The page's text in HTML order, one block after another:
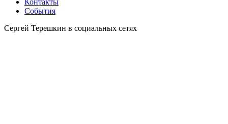
Контакты
События
Сергей Терешкин в социальных сетях